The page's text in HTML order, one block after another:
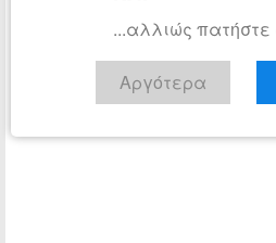
...αλλιώς
Αργότερα